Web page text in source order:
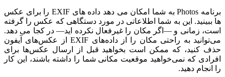
برنامه Photos به شما امکان می دهد داده های EXIF را برای عکس
ها ببینید. این به شما اطلاعاتی در مورد دستگاهی که عکس را گرفته
است، زمانی و —اگر مکان را غیرفعال نکرده اید— در کجا می دهد.
می‌توانید به راحتی مکان را از داده‌های EXIF از عکس‌های آیفون
حذف کنید، که ممکن است بخواهید قبل از ارسال عکس‌ها برای
افرادی که نمی‌خواهید موقعیت مکانی شما را داشته باشند، این کار
را انجام دهید.